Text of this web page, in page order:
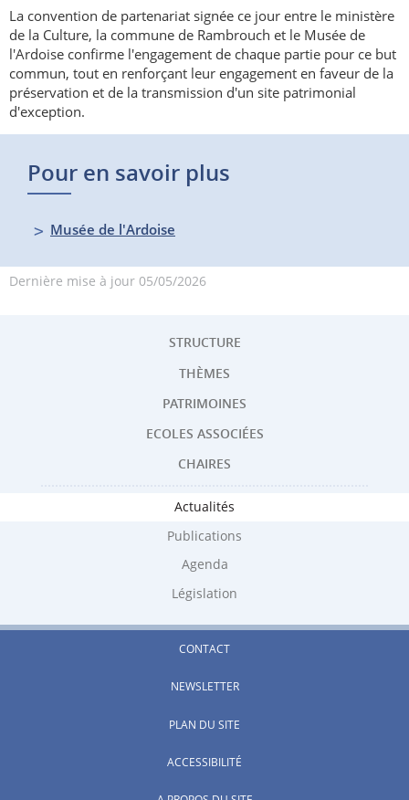
La convention de partenariat signée ce jour entre le ministère
de la Culture, la commune de Rambrouch et le Musée de
l'Ardoise confirme l'engagement de chaque partie pour ce but
commun, tout en renforçant leur engagement en faveur de la
préservation et de la transmission d'un site patrimonial
d'exception.
Pour en savoir plus
Musée de l'Ardoise
Dernière mise à jour 05/05/2026
Menu
de
navigation
STRUCTURE
THÈMES
PATRIMOINES
ECOLES ASSOCIÉES
CHAIRES
Actualités
Publications
Agenda
Législation
CONTACT
NEWSLETTER
PLAN DU SITE
ACCESSIBILITÉ